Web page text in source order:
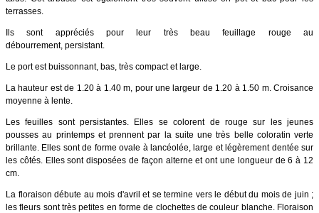
terrasses.
Ils sont appréciés pour leur très beau feuillage rouge au
débourrement, persistant.
Le port est buissonnant, bas, très compact et large.
La hauteur est de 1.20 à 1.40 m, pour une largeur de 1.20 à 1.50 m. Croisance
moyenne à lente.
Les feuilles sont persistantes.
Elles se colorent de rouge sur les jeunes
pousses au printemps et prennent par la suite une très belle coloratin verte
brillante. Elles sont de forme ovale à lancéolée, large et légèrement dentée sur
les côtés. Elles sont disposées de façon alterne et ont une longueur de 6 à 12
cm.
La floraison débute au mois d'avril et se termine vers le début du mois de juin ;
les fleurs sont très petites en forme de clochettes de couleur blanche. Floraison